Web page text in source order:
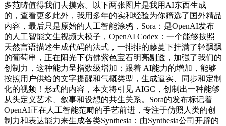
多范畴值得我们去摸索。以下两张图片是我用AI东西生成
的，查看更多此外，我用多年的实和经验为你筛选了国外精品
内容，最后只是原始的人工智能涂鸦，Sora：是OpenAI发布
的人工智能文生视频大模子，OpenAI Codex：一个能够按照
天然言语描述生成代码的法式，一排排的藤蔓下挂满了轻飘飘
的葡萄串，正在阳光下仿佛紫色宝石明亮剔透，加强了我们的
创制力，这种能力呈指数级增加；跟着 AI能力的增加，能够
按照用户供给的文字提醒和气概类型，生成逼实、同步和定制
化的视频！形式的内容，本文将引见 AIGC，创制出一种能够
从头定义艺术、叙事和设想的共生关系。Sora的发布标记着
OpenAI正在人工智能范畴的手艺前进，专注于仿照人类的创
制力和表达能力来生成各类Synthesia：由Synthesia公司开辟的